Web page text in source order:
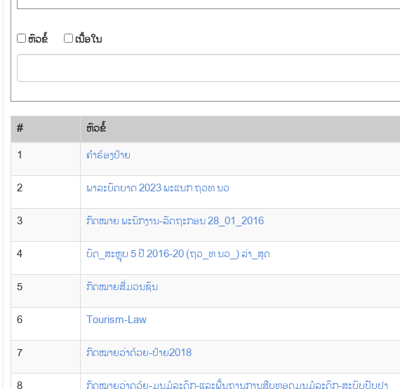
​ຫົວ​ຂໍ້ ​ເນື້ອ​ໃນ
# ​ຫົວ​ຂໍ້
1
ຄຳຮ້ອງປ້າຍ
2 ພາລະບົດບາດ 2023 ພະແນກ ຖວທ ນວ
3 ກົດໝາຍ ພະນັກງານ-ລັດຖະກອນ 28_01_2016
4 ບົດ_ສະຫຼຸບ 5 ປີ 2016-20 (ຖວ_ທ ນວ_) ລ່າ_ສຸດ
5 ກົດໝາຍສື່ມວນຊົນ
6 Tourism-Law
7 ກົດໝາຍວ່າດ້ວຍ-ປ້າຍ2018
8 ກົດໝາຍວ່າດວ້ຍ-ມູນມໍລະດົກ-ແລະພື້ນຖານການສືບທອດມູນມໍລະດົກ-ສະບັບປັບປຸງ